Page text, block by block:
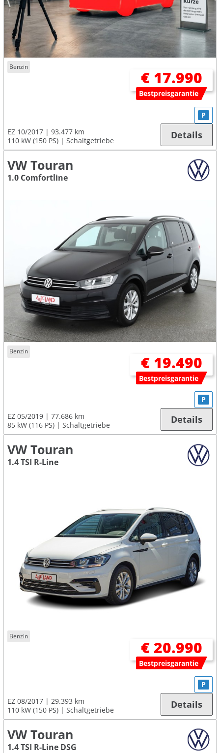
Benzin
€ 17.990
Bestpreisgarantie
EZ 10/2017
93.477 km
110 kW (150 PS)
Schaltgetriebe
P
Details
VW Touran
1.0 Comfortline
Benzin
€ 19.490
Bestpreisgarantie
EZ 05/2019
77.686 km
85 kW (116 PS)
Schaltgetriebe
P
Details
VW Touran
1.4 TSI R-Line
Benzin
€ 20.990
Bestpreisgarantie
EZ 08/2017
29.393 km
110 kW (150 PS)
Schaltgetriebe
P
Details
VW Touran
1.4 TSI R-Line DSG